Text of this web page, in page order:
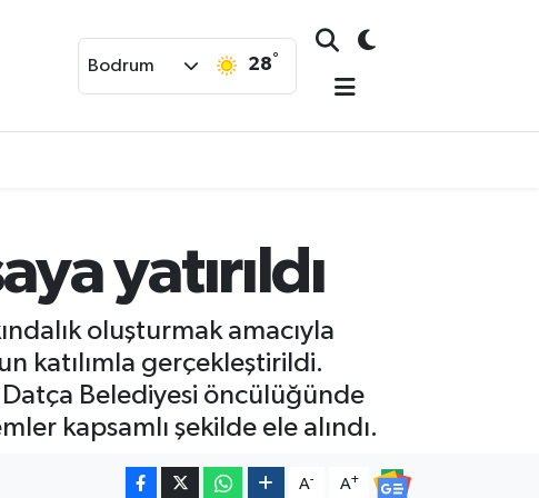
Bodrum 28°
yatırıldı
oluşturmak amacıyla
katılımla gerçekleştirildi.
Belediyesi öncülüğünde
kapsamlı şekilde ele alındı.
A- A+